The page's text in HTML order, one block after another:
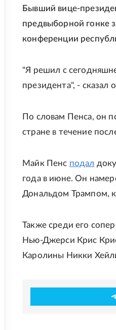
Бывший вице-
предвыборной гонке
конференции
"Я решил с
президента", - сказал
По словам Пенса, он
стране в течение
Майк Пенс подал
года в июне. Он
Дональдом Трампом,
Также среди его
Нью-Джерси Крис
Каролины Никки